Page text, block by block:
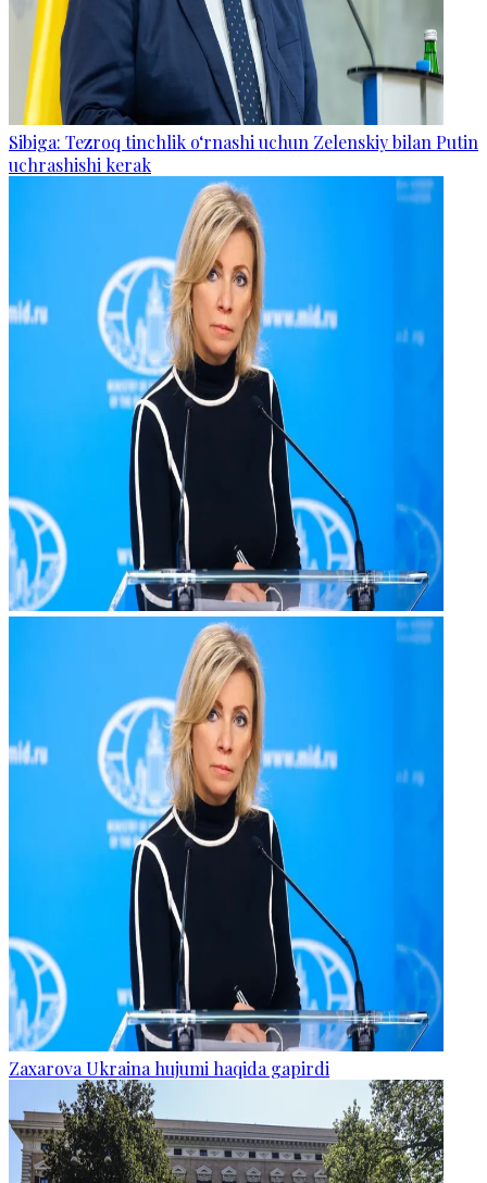
Sibiga: Tezroq tinchlik o‘rnashi uchun Zelenskiy bilan Putin
uchrashishi kerak
Zaxarova Ukraina hujumi haqida gapirdi